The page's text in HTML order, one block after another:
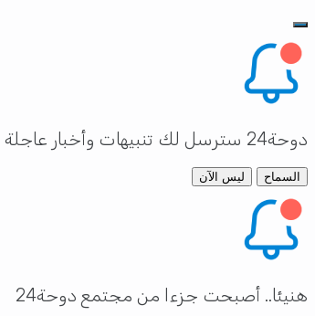
دوحة24 سترسل لك تنبيهات وأخبار عاجلة لحظة وقوعها
السماح ليس الآن
هنيئا.. أصبحت جزءا من مجتمع دوحة24